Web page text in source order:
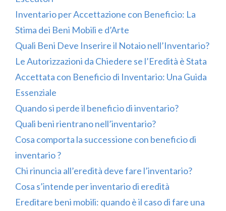
Inventario per Accettazione con Beneficio: La
Stima dei Beni Mobili e d’Arte
Quali Beni Deve Inserire il Notaio nell’Inventario?
Le Autorizzazioni da Chiedere se l’Eredità è Stata
Accettata con Beneficio di Inventario: Una Guida
Essenziale
Quando si perde il beneficio di inventario?
Quali beni rientrano nell’inventario?
Cosa comporta la successione con beneficio di
inventario ?
Chi rinuncia all’eredità deve fare l’inventario?
Cosa s’intende per inventario di eredità
Ereditare beni mobili: quando è il caso di fare una